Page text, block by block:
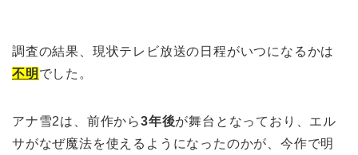
調査の結果、現状テレビ放送の日程がいつになるかは
不明 でした。
アナ雪2は、前作から3年後が舞台となっており、エル
サがなぜ魔法を使えるようになったのかが、今作で明